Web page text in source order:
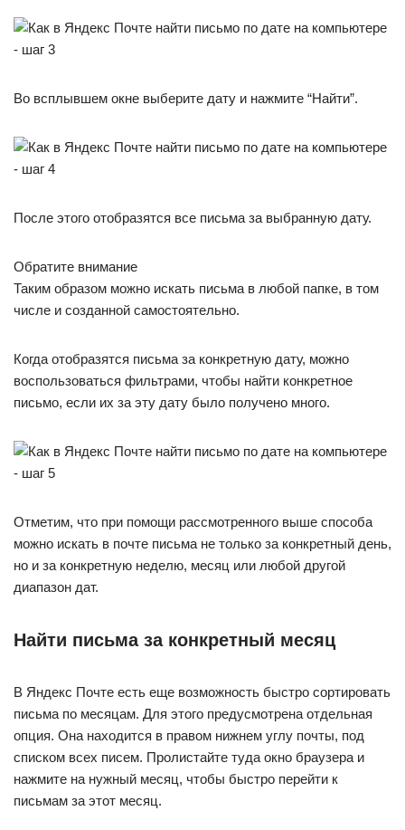
Во всплывшем окне выберите дату и нажмите “Найти”.
После этого отобразятся все письма за выбранную дату.
Обратите внимание
Таким образом можно искать письма в любой папке, в том
числе и созданной самостоятельно.
Когда отобразятся письма за конкретную дату, можно
воспользоваться фильтрами, чтобы найти конкретное
письмо, если их за эту дату было получено много.
Отметим, что при помощи рассмотренного выше способа
можно искать в почте письма не только за конкретный день,
но и за конкретную неделю, месяц или любой другой
диапазон дат.
Найти письма за конкретный месяц
В Яндекс Почте есть еще возможность быстро сортировать
письма по месяцам. Для этого предусмотрена отдельная
опция. Она находится в правом нижнем углу почты, под
списком всех писем. Пролистайте туда окно браузера и
нажмите на нужный месяц, чтобы быстро перейти к
письмам за этот месяц.